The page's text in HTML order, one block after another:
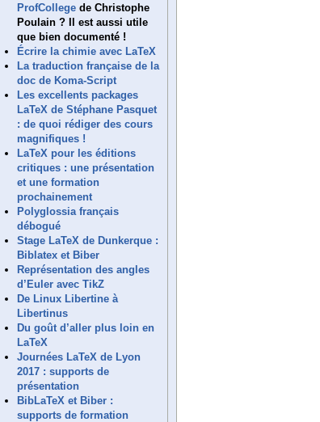
ProfCollege de Christophe
Poulain ? Il est aussi utile
que bien documenté !
Écrire la chimie avec LaTeX
La traduction française de la
doc de Koma-Script
Les excellents packages
LaTeX de Stéphane Pasquet
: de quoi rédiger des cours
magnifiques !
LaTeX pour les éditions
critiques : une présentation
et une formation
prochainement
Polyglossia français
débogué
Stage LaTeX de Dunkerque :
Biblatex et Biber
Représentation des angles
d’Euler avec TikZ
De Linux Libertine à
Libertinus
Du goût d’aller plus loin en
LaTeX
Journées LaTeX de Lyon
2017 : supports de
présentation
BibLaTeX et Biber :
supports de formation